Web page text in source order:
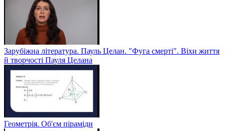
Зарубіжна література. Пауль Целан. "Фуга смерті". Віхи життя
й творчості Пауля Целана
Геометрія. Об'єм піраміди